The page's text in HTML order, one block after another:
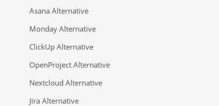
Asana Alternative
Monday Alternative
ClickUp Alternative
OpenProject Alternative
Nextcloud Alternative
Jira Alternative